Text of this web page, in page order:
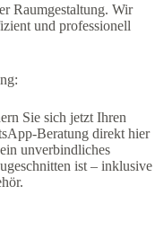
Raumgestaltung. Wir
und professionell
Sie sich jetzt Ihren
Beratung direkt hier
unverbindliches
ist – inklusive